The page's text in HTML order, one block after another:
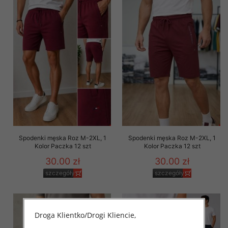
Spodenki męska Roz M-2XL, 1
Kolor Paczka 12 szt
30.00 zł
szczegóły
Spodenki męska Roz M-2XL, 1
Kolor Paczka 12 szt
30.00 zł
szczegóły
Droga Klientko/Drogi Kliencie,